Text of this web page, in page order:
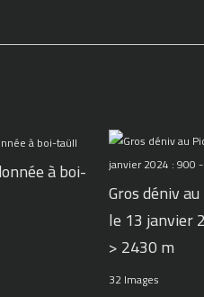
à boi-
Gros déniv
le 13 janvier
> 2430 m
32 Images